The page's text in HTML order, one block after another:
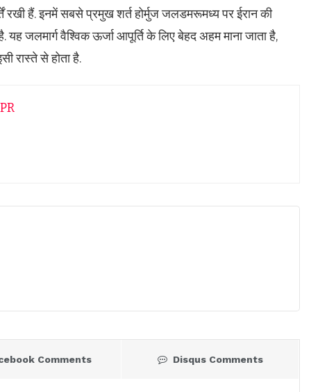
रखी हैं. इनमें सबसे प्रमुख शर्त होर्मुज जलडमरूमध्य पर ईरान की
यह जलमार्ग वैश्विक ऊर्जा आपूर्ति के लिए बेहद अहम माना जाता है,
रास्ते से होता है.
Comments Disqus Comments